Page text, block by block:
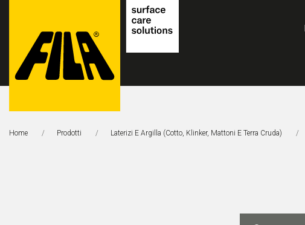
Solutions
Home Prodotti Laterizi E Argilla (cotto, Klinker, Mattoni E Terra Cruda)